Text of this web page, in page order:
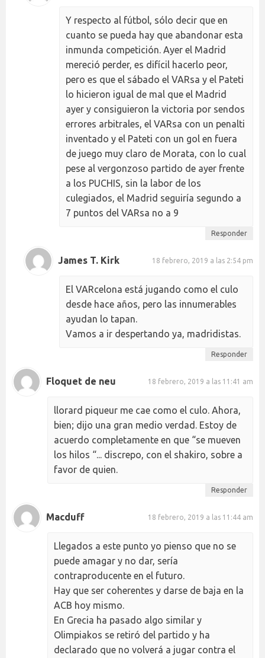
Y respecto al fútbol, sólo decir que en
cuanto se pueda hay que abandonar esta
inmunda competición. Ayer el Madrid
mereció perder, es difícil hacerlo peor,
pero es que el sábado el VARsa y el Pateti
lo hicieron igual de mal que el Madrid
ayer y consiguieron la victoria por sendos
errores arbitrales, el VARsa con un penalti
inventado y el Pateti con un gol en fuera
de juego muy claro de Morata, con lo cual
pese al vergonzoso partido de ayer frente
a los PUCHIS, sin la labor de los
culegiados, el Madrid seguiría segundo a
7 puntos del VARsa no a 9
Responder
James T. Kirk 18 febrero, 2019 a las 2:54 pm
El VARcelona está jugando como el culo
desde hace años, pero las innumerables
ayudan lo tapan.
Vamos a ir despertando ya, madridistas.
Responder
Floquet de neu 18 febrero, 2019 a las 11:41 am
llorard piqueur me cae como el culo. Ahora,
bien; dijo una gran medio verdad. Estoy de
acuerdo completamente en que “se mueven
los hilos “... discrepo, con el shakiro, sobre a
favor de quien.
Responder
Macduff 18 febrero, 2019 a las 11:44 am
Llegados a este punto yo pienso que no se
puede amagar y no dar, sería
contraproducente en el futuro.
Hay que ser coherentes y darse de baja en la
ACB hoy mismo.
En Grecia ha pasado algo similar y
Olimpiakos se retiró del partido y ha
declarado que no volverá a jugar contra el